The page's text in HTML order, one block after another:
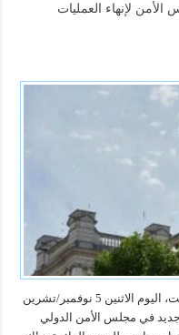
لإنهاء العمليات
قال وزير الخارجية البريطاني، جيريمي هانت، اليوم الاثنين 5 نوفمبر/تشرين
جديد في مجلس الأمن الدولي